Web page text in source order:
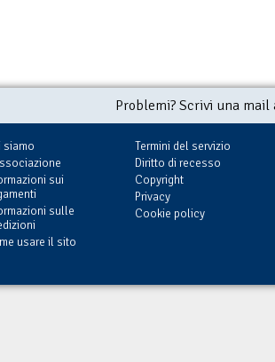
Problemi? Scrivi una
siamo
sui
sulle
usare il sito
Termini del servizio
Diritto di recesso
Copyright
Privacy
Cookie policy